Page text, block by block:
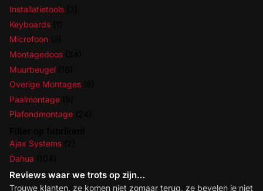
Installatietools
Keyboards
Microfoon
Montagedoos
Muurbeugel
Overige Montages
Paalmontage
Plafondmontage
Ajax Systems
Dahua
Reviews waar we trots op zijn…
Trouwe klanten, ze komen niet zomaar terug, ze bevelen je niet